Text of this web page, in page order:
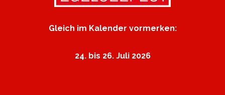
Gleich im Kalender vormerken:
24. bis 26. Juli 2026